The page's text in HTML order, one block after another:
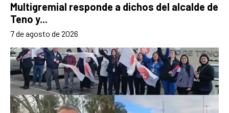
Multigremial responde a dichos del alcalde de
Teno y...
7 de agosto de 2026